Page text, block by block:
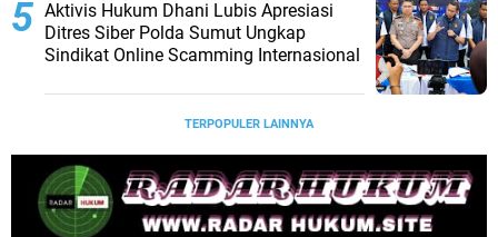
Aktivis Hukum Dhani Lubis Apresiasi
Ditres Siber Polda Sumut Ungkap
Sindikat Online Scamming Internasional
TERPOPULER LAINNYA